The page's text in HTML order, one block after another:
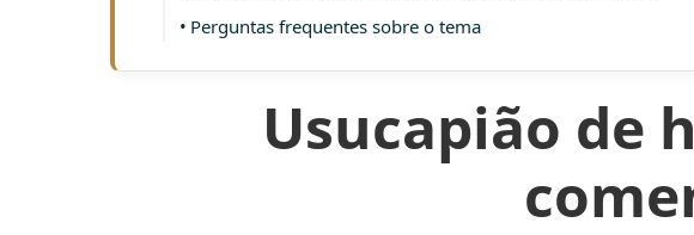
Perguntas frequentes sobre o tema
Usucapião de